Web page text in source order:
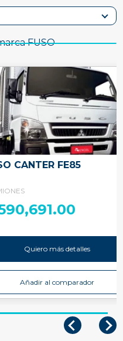
FUSO
CANTER FE85
Quiero más detalles
Añadir al comparador